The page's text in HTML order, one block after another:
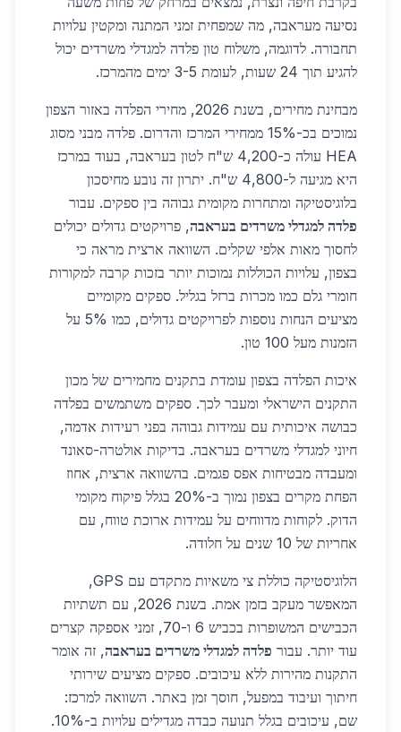
נסיעה מעראבה, מה שמפחית זמני המתנה ומקטין עלויות
תחבורה. לדוגמה, משלוח טון פלדה למגדלי משרדים יכול
להגיע תוך 24 שעות, לעומת 3-5 ימים מהמרכז.
מבחינת מחירים, בשנת 2026, מחירי הפלדה באזור הצפון
נמוכים בכ-15% ממחירי המרכז והדרום. פלדה מבני מסוג
HEA עולה כ-4,200 ש"ח לטון בעראבה, בעוד במרכז
היא מגיעה ל-4,800 ש"ח. יתרון זה נובע מחיסכון
בלוגיסטיקה ומתחרות מקומית גבוהה בין ספקים. עבור
פלדה למגדלי משרדים בעראבה, פרויקטים גדולים יכולים
לחסוך מאות אלפי שקלים. השוואה ארצית מראה כי
בצפון, עלויות הכוללות נמוכות יותר בזכות קרבה למקורות
חומרי גלם כמו מכרות ברזל בגליל. ספקים מקומיים
מציעים הנחות נוספות לפרויקטים גדולים, כמו 5% על
הזמנות מעל 100 טון.
איכות הפלדה בצפון עומדת בתקנים מחמירים של מכון
התקנים הישראלי ומעבר לכך. ספקים משתמשים בפלדה
כבושה איכותית עם עמידות גבוהה בפני רעידות אדמה,
חיוני למגדלי משרדים בעראבה. בדיקות אולטרה-סאונד
ומעבדה מבטיחות אפס פגמים. בהשוואה ארצית, אחוז
הפחת מקרים בצפון נמוך ב-20% בגלל פיקוח מקומי
הדוק. לקוחות מדווחים על עמידות ארוכת טווח, עם
אחריות של 10 שנים על חלודה.
הלוגיסטיקה כוללת צי משאיות מתקדם עם GPS,
המאפשר מעקב בזמן אמת. בשנת 2026, עם תשתיות
הכבישים המשופרות בכביש 6 ו-70, זמני אספקה קצרים
עוד יותר. עבור פלדה למגדלי משרדים בעראבה, זה אומר
התקנות מהירות ללא עיכובים. ספקים מציעים שירותי
חיתוך ועיבוד במפעל, חוסך זמן באתר. השוואה למרכז:
שם, עיכובים בגלל תנועה כבדה מגדילים עלויות ב-10%.